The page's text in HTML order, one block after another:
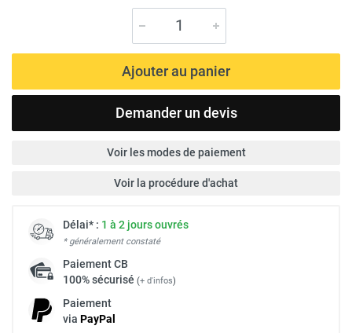
Ajouter au panier
Demander un devis
Voir les modes de paiement
Voir la procédure d'achat
Délai* : 1 à 2 jours ouvrés
* généralement constaté
PaiementCB
100% sécurisé (+ d'infos)
Paiement
via PayPal